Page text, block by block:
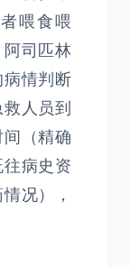
喂食喂
司匹林
情判断
人员到
（精确
病史资
况），